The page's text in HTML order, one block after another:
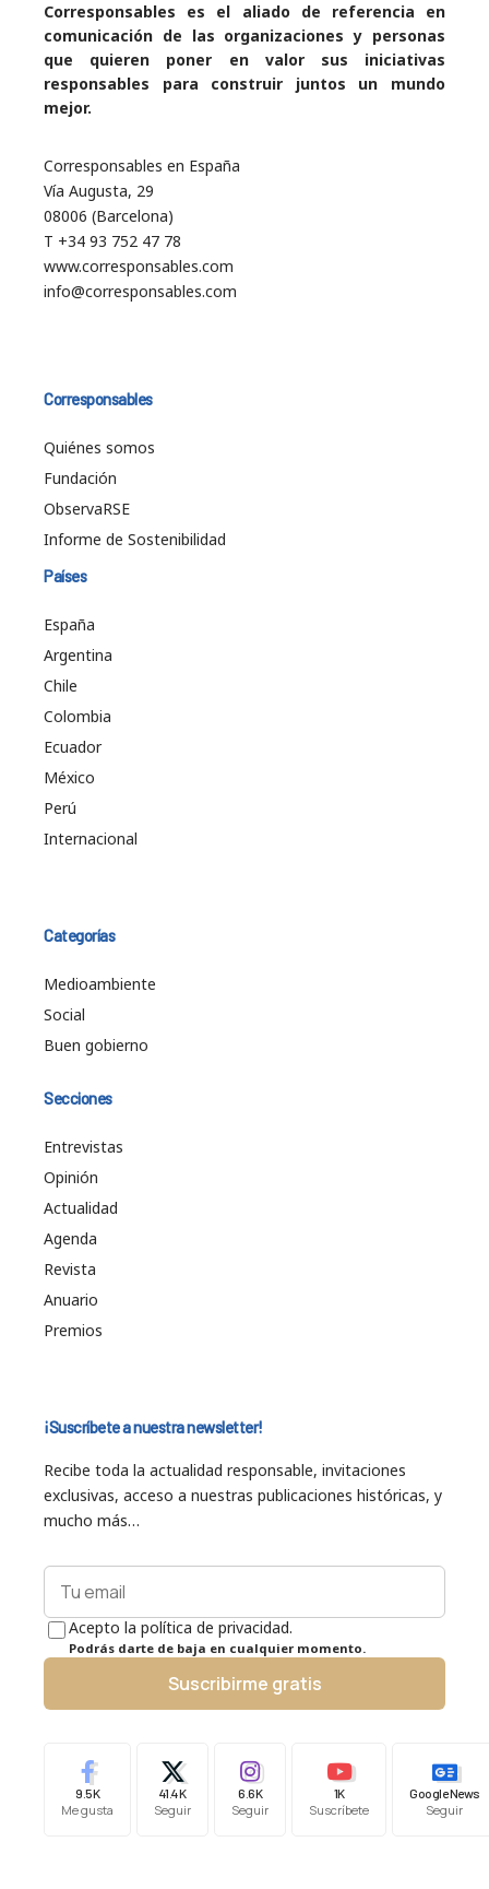
Corresponsables es el aliado de referencia en
comunicación de las organizaciones y personas
que quieren poner en valor sus iniciativas
responsables para construir juntos un mundo
mejor.
Corresponsables en España
Vía Augusta, 29
08006 (Barcelona)
T +34 93 752 47 78
www.corresponsables.com
info@corresponsables.com
Corresponsables
Quiénes somos
Fundación
ObservaRSE
Informe de Sostenibilidad
Países
España
Argentina
Chile
Colombia
Ecuador
México
Perú
Internacional
Categorías
Medioambiente
Social
Buen gobierno
Secciones
Entrevistas
Opinión
Actualidad
Agenda
Revista
Anuario
Premios
¡Suscríbete a nuestra newsletter!
Recibe toda la actualidad responsable, invitaciones
exclusivas, acceso a nuestras publicaciones históricas, y
mucho más…
Acepto la política de privacidad.
Podrás darte de baja en cualquier momento.
Suscribirme gratis
9.5K
Me gusta
41.4K
Seguir
6.6K
Seguir
1K
Suscríbete
Google News
Seguir